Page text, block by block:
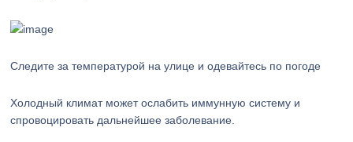
Следите за температурой на улице и одевайтесь по погоде
Холодный климат может ослабить иммунную систему и
спровоцировать дальнейшее заболевание.